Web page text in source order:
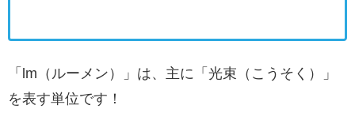
「lm（ルーメン）」は、主に「光束（こうそく）」
を表す単位です！